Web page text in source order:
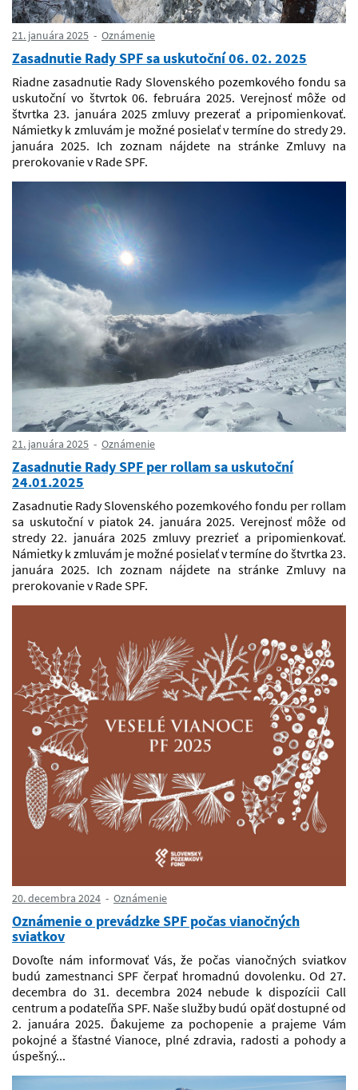
21. januára 2025 Oznámenie
Zasadnutie Rady SPF sa uskutoční 06. 02. 2025
Riadne zasadnutie Rady Slovenského pozemkového fondu sa
uskutoční vo štvrtok 06. februára 2025. Verejnosť môže od
štvrtka 23. januára 2025 zmluvy prezerať a pripomienkovať.
Námietky k zmluvám je možné posielať v termíne do stredy 29.
januára 2025. Ich zoznam nájdete na stránke Zmluvy na
prerokovanie v Rade SPF.
21. januára 2025 Oznámenie
Zasadnutie Rady SPF per rollam sa uskutoční
24.01.2025
Zasadnutie Rady Slovenského pozemkového fondu per rollam
sa uskutoční v piatok 24. januára 2025. Verejnosť môže od
stredy 22. januára 2025 zmluvy prezrieť a pripomienkovať.
Námietky k zmluvám je možné posielať v termíne do štvrtka 23.
januára 2025. Ich zoznam nájdete na stránke Zmluvy na
prerokovanie v Rade SPF.
20. decembra 2024 Oznámenie
Oznámenie o prevádzke SPF počas vianočných
sviatkov
Dovoľte nám informovať Vás, že počas vianočných sviatkov
budú zamestnanci SPF čerpať hromadnú dovolenku. Od 27.
decembra do 31. decembra 2024 nebude k dispozícii Call
centrum a podateľňa SPF. Naše služby budú opäť dostupné od
2. januára 2025. Ďakujeme za pochopenie a prajeme Vám
pokojné a šťastné Vianoce, plné zdravia, radosti a pohody a
úspešný...